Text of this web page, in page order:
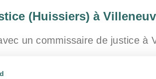
(Huissiers) à
un commissaire de justice à